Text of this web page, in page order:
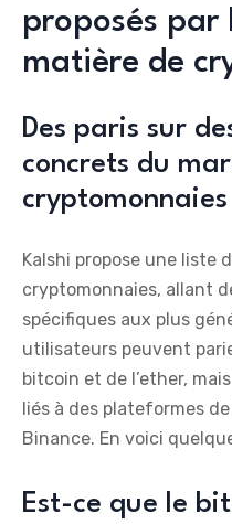
proposés par
matière de
Des paris sur
concrets du
cryptomonnaies
Kalshi propose une liste
cryptomonnaies, allant
spécifiques aux plus
utilisateurs peuvent
bitcoin et de l’ether,
liés à des plateformes
Binance. En voici
Est-ce que le